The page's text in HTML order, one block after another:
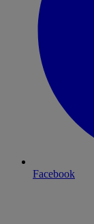
Facebook